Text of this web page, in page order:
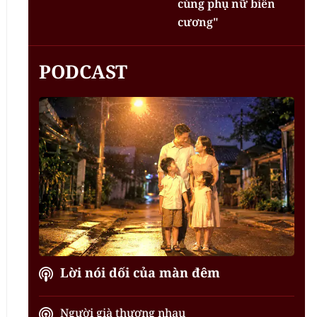
cùng phụ nữ biên
cương"
PODCAST
Lời nói dối của màn đêm
Người già thương nhau